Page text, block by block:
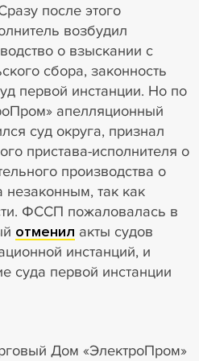
после этого
возбудил
о взыскании с
сбора, законность
первой инстанции. Но по
апелляционный
суд округа, признал
пристава-исполнителя о
производства о
так как
ФССП пожаловалась в
отменил акты судов
инстанций, и
суда первой инстанции
Дом «ЭлектроПром»